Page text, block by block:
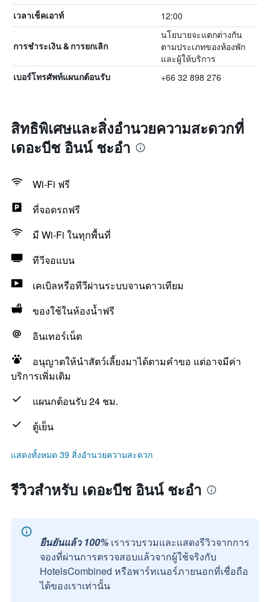
เวลาเช็คเอาท์ 12:00
การชำระเงิน & การยกเลิก
นโยบายจะแตกต่างกัน
ตามประเภทของห้องพัก
และผู้ให้บริการ
เบอร์โทรศัพท์แผนกต้อนรับ +66 32 898 276
สิทธิพิเศษและสิ่งอำนวยความสะดวกที่
เดอะบีช อินน์ ชะอำ
Wi-Fi ฟรี
ที่จอดรถฟรี
มี Wi-Fi ในทุกพื้นที่
ทีวีจอแบน
เคเบิลหรือทีวีผ่านระบบจานดาวเทียม
ของใช้ในห้องน้ำฟรี
อินเทอร์เน็ต
อนุญาตให้นำสัตว์เลี้ยงมาได้ตามคำขอ แต่อาจมีค่า
บริการเพิ่มเติม
แผนกต้อนรับ 24 ชม.
ตู้เย็น
แสดงทั้งหมด 39 สิ่งอำนวยความสะดวก
รีวิวสำหรับ เดอะบีช อินน์ ชะอำ
ยืนยันแล้ว 100% เรารวบรวมและแสดงรีวิวจากการ
จองที่ผ่านการตรวจสอบแล้วจากผู้ใช้จริงกับ
HotelsCombined หรือพาร์ทเนอร์ภายนอกที่เชื่อถือ
ได้ของเราเท่านั้น